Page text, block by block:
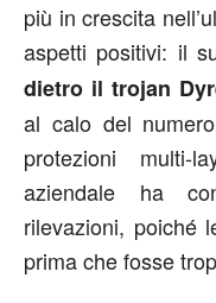
più in crescita
aspetti positivi: il
dietro il trojan
al calo del
protezioni
aziendale ha
rilevazioni, poiché
prima che fosse